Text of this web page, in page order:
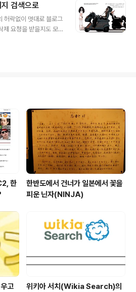
設定が組みあわさる、といってもイメ
複数の物語が縦糸として同時並行的
れた登場人物の動きとかが横糸の註
작하는걸로 확정했습니다. 소설..
검색으로
허락없이 멋대로 블로그
제 요청을 받을지도 모
の自分たちの生活を
からの様々な意
に仕上げるのは一
作業になるのではな
さんの無限の想像力
ております。話は違
ンドブックを入手し
すか？ 근미래의 우리
겁게 읽고 있으며, 자신
있습니..
한
한반도에서 건너가 일본에서 꽃을
피운 닌자(NINJA)
고
위키아 서치(Wikia Search)의